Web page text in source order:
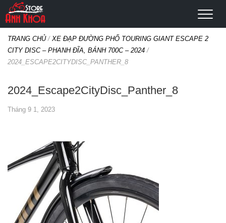
TRANG CHỦ/ XE ĐẠP ĐƯỜNG PHỐ TOURING GIANT ESCAPE 2
CITY DISC – PHANH ĐĨA, BÁNH 700C – 2024 /
2024_ESCAPE2CITYDISC_PANTHER_8
2024_Escape2CityDisc_Panther_8
Tháng 9 1, 2023